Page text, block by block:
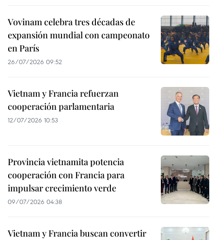
Vovinam celebra tres décadas de
expansión mundial con campeonato
en París
26/07/2026 09:52
Vietnam y Francia refuerzan
cooperación parlamentaria
12/07/2026 10:53
Provincia vietnamita potencia
cooperación con Francia para
impulsar crecimiento verde
09/07/2026 04:38
Vietnam y Francia buscan convertir